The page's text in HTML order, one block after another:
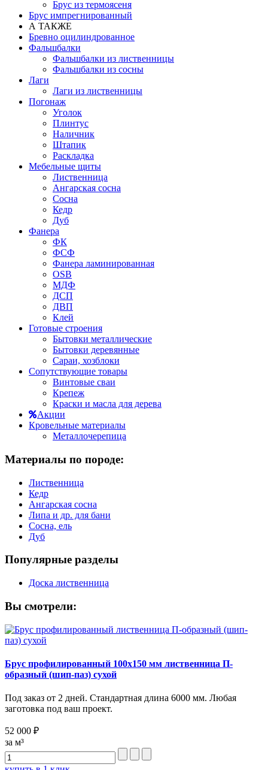
Брус из термоясеня
Брус импрегнированный
А ТАКЖЕ
Бревно оцилиндрованное
Фальшбалки
Фальшбалки из лиственницы
Фальшбалки из сосны
Лаги
Лаги из лиственницы
Погонаж
Уголок
Плинтус
Наличник
Штапик
Раскладка
Мебельные щиты
Лиственница
Ангарская сосна
Сосна
Кедр
Дуб
Фанера
ФК
ФСФ
Фанера ламинированная
OSB
МДФ
ДСП
ДВП
Клей
Готовые строения
Бытовки металлические
Бытовки деревянные
Сараи, хозблоки
Сопутствующие товары
Винтовые сваи
Крепеж
Краски и масла для дерева
Акции
Кровельные материалы
Металлочерепица
Материалы по породе:
Лиственница
Кедр
Ангарская сосна
Липа и др. для бани
Сосна, ель
Дуб
Популярные разделы
Доска лиственница
Вы смотрели:
Брус профилированный 100х150 мм лиственница П-
образный (шип-паз) сухой
Под заказ от 2 дней. Стандартная длина 6000 мм. Любая
заготовка под ваш проект.
52 000 ₽
за м³